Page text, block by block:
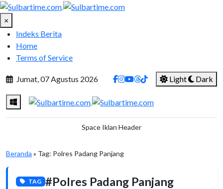
×
Indeks Berita
Home
Terms of Service
Jumat, 07 Agustus 2026 Light Dark
Space Iklan Header
Beranda » Tag: Polres Padang Panjang
TAG #Polres Padang Panjang